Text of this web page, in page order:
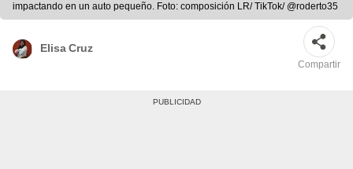
impactando en un auto pequeño. Foto: composición LR/ TikTok/ @roderto35
Elisa Cruz
Compartir